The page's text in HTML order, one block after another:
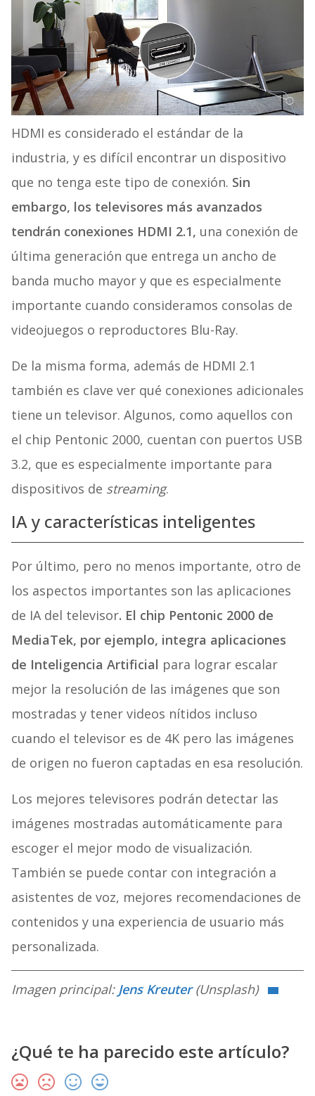
HDMI es considerado el estándar de la
industria, y es difícil encontrar un dispositivo
que no tenga este tipo de conexión. Sin
embargo, los televisores más avanzados
tendrán conexiones HDMI 2.1, una conexión de
última generación que entrega un ancho de
banda mucho mayor y que es especialmente
importante cuando consideramos consolas de
videojuegos o reproductores Blu-Ray.
De la misma forma, además de HDMI 2.1
también es clave ver qué conexiones adicionales
tiene un televisor. Algunos, como aquellos con
el chip Pentonic 2000, cuentan con puertos USB
3.2, que es especialmente importante para
dispositivos de streaming.
IA y características inteligentes
Por último, pero no menos importante, otro de
los aspectos importantes son las aplicaciones
de IA del televisor. El chip Pentonic 2000 de
MediaTek, por ejemplo, integra aplicaciones
de Inteligencia Artificial para lograr escalar
mejor la resolución de las imágenes que son
mostradas y tener videos nítidos incluso
cuando el televisor es de 4K pero las imágenes
de origen no fueron captadas en esa resolución.
Los mejores televisores podrán detectar las
imágenes mostradas automáticamente para
escoger el mejor modo de visualización.
También se puede contar con integración a
asistentes de voz, mejores recomendaciones de
contenidos y una experiencia de usuario más
personalizada.
Imagen principal: Jens Kreuter(Unsplash)
¿Qué te ha parecido este artículo?